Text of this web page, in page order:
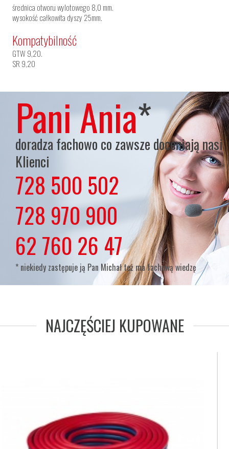
średnica otworu wylotowego 8,0 mm.
wysokość całkowita dyszy 25mm.
Kompatybilność
GTW 9,20.
SR 9,20
Pani Ania*
doradza fachowo co zawsze doceniają nasi
Klienci
728 500 502
lub
728 970 900
lub
62 760 26 47
* niekiedy zastępuje ją Pan Michał też ma fachową wiedzę
NAJCZĘŚCIEJ KUPOWANE